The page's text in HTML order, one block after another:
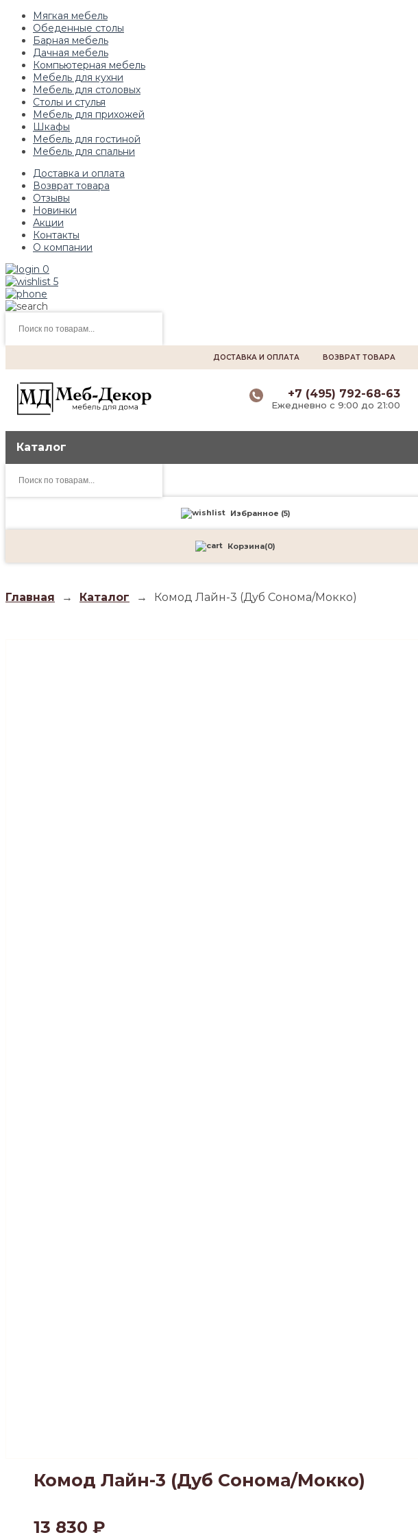
Мягкая мебель
Обеденные столы
Барная мебель
Дачная мебель
Компьютерная мебель
Мебель для кухни
Мебель для столовых
Столы и стулья
Мебель для прихожей
Шкафы
Мебель для гостиной
Мебель для спальни
Доставка и оплата
Возврат товара
Отзывы
Новинки
Акции
Контакты
О компании
0
5
товаров
ДОСТАВКА И ОПЛАТА ВОЗВРАТ ТОВАРА
+7 (495) 792-68-63
Ежедневно с 9:00 до 21:00
Каталог
товаров
Избранное (5)
Корзина(0)
Главная → Каталог → Комод Лайн-3 (Дуб Сонома/Мокко)
Комод Лайн-3 (Дуб Сонома/Мокко)
13 830 ₽